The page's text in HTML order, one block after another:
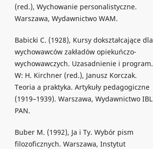
(red.), Wychowanie personalistyczne.
Warszawa, Wydawnictwo WAM.
Babicki C. (1928), Kursy dokształcające dla
wychowawców zakładów opiekuńczo-
wychowawczych. Uzasadnienie i program.
W: H. Kirchner (red.), Janusz Korczak.
Teoria a praktyka. Artykuły pedagogiczne
(1919–1939). Warszawa, Wydawnictwo IBL
PAN.
Buber M. (1992), Ja i Ty. Wybór pism
filozoficznych. Warszawa, Instytut